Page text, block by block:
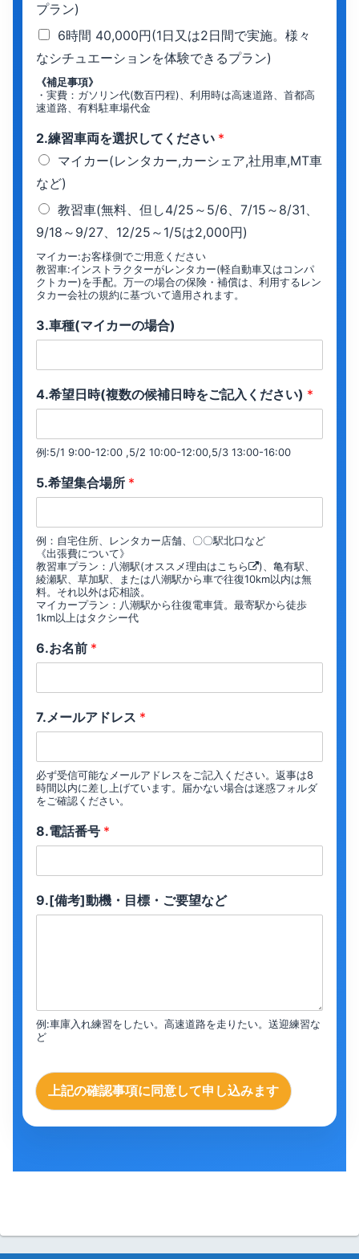
プラン)
6時間 40,000円(1日又は2日間で実施。様々
なシチュエーションを体験できるプラン)
《補足事項》
・実費：ガソリン代(数百円程)、利用時は高速道路、首都高
速道路、有料駐車場代金
2.練習車両を選択してください *
マイカー(レンタカー,カーシェア,社用車,MT車
など)
教習車(無料、但し4/25～5/6、7/15～8/31、
9/18～9/27、12/25～1/5は2,000円)
マイカー:お客様側でご用意ください
教習車:インストラクターがレンタカー(軽自動車又はコンパ
クトカー)を手配。万一の場合の保険・補償は、利用するレン
タカー会社の規約に基づいて適用されます。
3.車種(マイカーの場合)
4.希望日時(複数の候補日時をご記入ください) *
例:5/1 9:00-12:00 ,5/2 10:00-12:00,5/3 13:00-16:00
5.希望集合場所 *
例：自宅住所、レンタカー店舗、〇〇駅北口など
《出張費について》
教習車プラン：八潮駅(オススメ理由は こちら
)、亀有駅、
綾瀬駅、草加駅、または八潮駅から車で往復10km以内は無
料。それ以外は応相談。
マイカープラン：八潮駅から往復電車賃。最寄駅から徒歩
1km以上はタクシー代
6.お名前 *
7.メールアドレス *
必ず受信可能なメールアドレスをご記入ください。返事は8
時間以内に差し上げています。届かない場合は迷惑フォルダ
をご確認ください。
8.電話番号 *
9.[備考]動機・目標・ご要望など
例:車庫入れ練習をしたい。高速道路を走りたい。送迎練習な
ど
上記の確認事項に同意して申し込みます